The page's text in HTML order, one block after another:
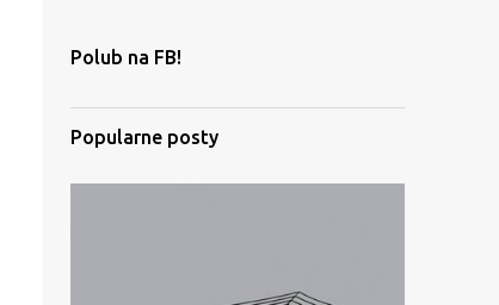
Polub na FB!
Popularne posty